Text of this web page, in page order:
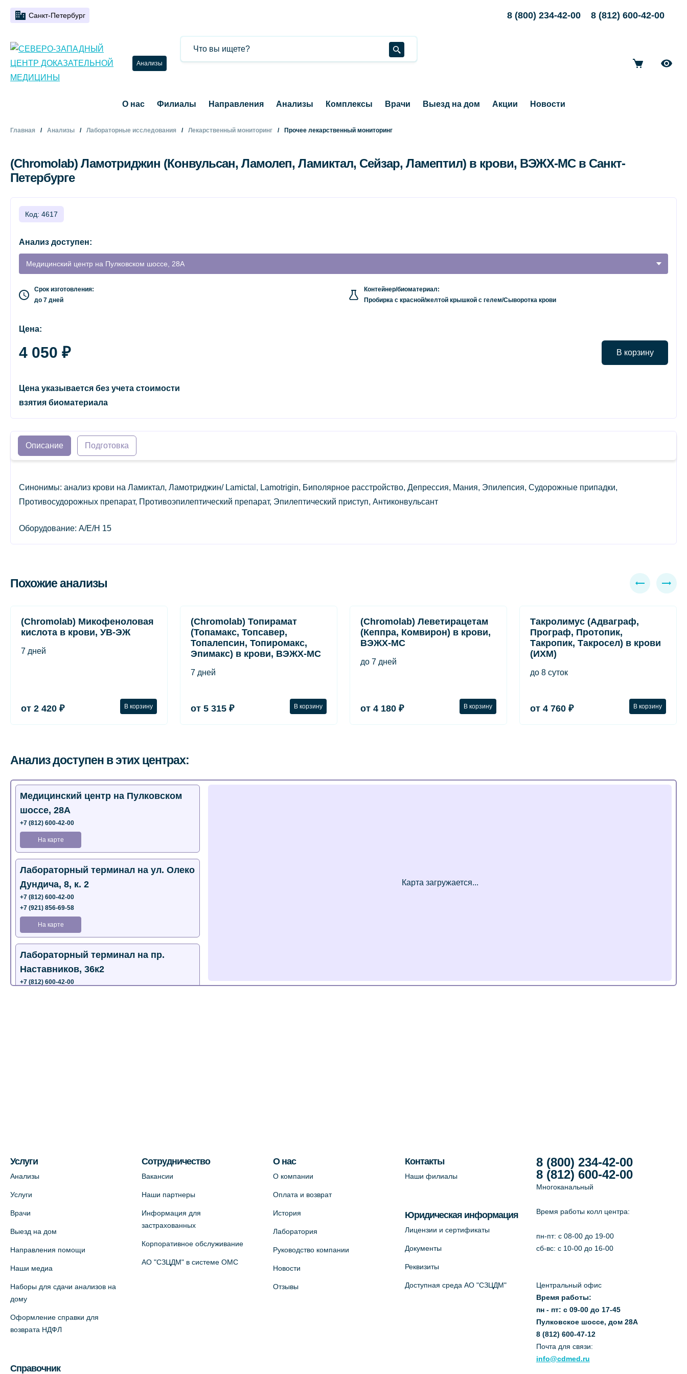
Санкт-Петербург 8 (800) 234-42-00 8 (812) 600-42-00
Анализы
О нас Филиалы Направления Анализы Комплексы Врачи Выезд на дом Акции Новости
Главная Анализы Лабораторные исследования Лекарственный мониторинг Прочее лекарственный мониторинг
(Chromolab) Ламотриджин (Конвульсан, Ламолеп, Ламиктал, Сейзар, Ламептил) в крови, ВЭЖХ-МС в Санкт-
Петербурге
Код: 4617
Анализ доступен:
Медицинский центр на Пулковском шоссе, 28А
Срок изготовления:
до 7 дней
Контейнер/биоматериал:
Пробирка с красной/желтой крышкой с гелем/Сыворотка крови
Цена:
4 050 ₽ В корзину
Цена указывается без учета стоимости
взятия биоматериала
Описание Подготовка
Синонимы: анализ крови на Ламиктал, Ламотриджин/ Lamictal, Lamotrigin, Биполярное расстройство, Депрессия, Мания, Эпилепсия, Судорожные припадки,
Противосудорожных препарат, Противоэпилептический препарат, Эпилептический приступ, Антиконвульсант
Оборудование: A/E/H 15
Похожие анализы
(Chromolab) Микофеноловая
кислота в крови, УВ-ЭЖ
7 дней
от 2 420 ₽ В корзину
(Chromolab) Топирамат
(Топамакс, Топсавер,
Топалепсин, Топиромакс,
Эпимакс) в крови, ВЭЖХ-МС
7 дней
от 5 315 ₽ В корзину
(Chromolab) Леветирацетам
(Кеппра, Комвирон) в крови,
ВЭЖХ-МС
до 7 дней
от 4 180 ₽ В корзину
Такролимус (Адваграф,
Програф, Протопик,
Такропик, Такросел) в крови
(ИХМ)
до 8 суток
от 4 760 ₽ В корзину
Анализ доступен в этих центрах:
Медицинский центр на Пулковском
шоссе, 28А
+7 (812) 600-42-00
На карте
Лабораторный терминал на ул. Олеко
Дундича, 8, к. 2
+7 (812) 600-42-00
+7 (921) 856-69-58
На карте
Лабораторный терминал на пр.
Наставников, 36к2
+7 (812) 600-42-00
+7 (812) 660-73-69
На карте
партнер)
+7 (812) 660-73-69
На карте
Семейный" (официальный партнер),
Услуги
Анализы
Услуги
Врачи
Выезд на дом
Направления помощи
Наши медиа
Наборы для сдачи анализов на
дому
Оформление справки для
возврата НДФЛ
Справочник
Сотрудничество
Вакансии
Наши партнеры
Информация для
застрахованных
Корпоративное обслуживание
АО "СЗЦДМ" в системе ОМС
О нас
О компании
Оплата и возврат
История
Лаборатория
Руководство компании
Новости
Отзывы
Контакты
Наши филиалы
Юридическая информация
Лицензии и сертификаты
Документы
Реквизиты
Доступная среда АО "СЗЦДМ"
8 (800) 234-42-00
8 (812) 600-42-00
Многоканальный
Время работы колл центра:
пн-пт: c 08-00 до 19-00
сб-вс: с 10-00 до 16-00
Центральный офис
Время работы:
пн - пт: с 09-00 до 17-45
Пулковское шоссе, дом 28А
8 (812) 600-47-12
Почта для связи:
info@cdmed.ru